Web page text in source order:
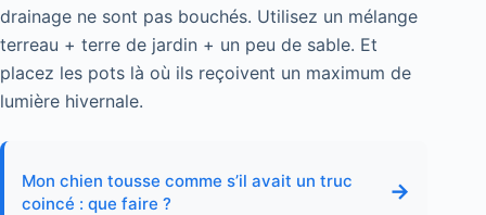
drainage ne sont pas bouchés. Utilisez un mélange
terreau + terre de jardin + un peu de sable. Et
placez les pots là où ils reçoivent un maximum de
lumière hivernale.
Mon chien tousse comme s’il avait un truc
coincé : que faire ?
→